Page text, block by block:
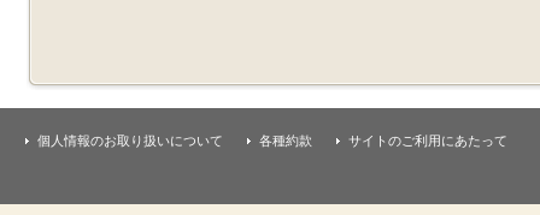
個人情報のお取り扱いについて 各種約款 サイトのご利用にあたって